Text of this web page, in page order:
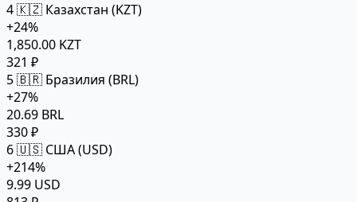
4🇰🇿 Казахстан (KZT)
+24%
1,850.00 KZT
321 ₽
5🇧🇷 Бразилия (BRL)
+27%
20.69 BRL
330 ₽
6🇺🇸 США (USD)
+214%
9.99 USD